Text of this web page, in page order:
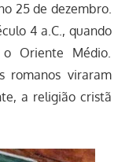
25 de dezembro.
4 a.C., quando
o Oriente Médio.
romanos viraram
a religião cristã